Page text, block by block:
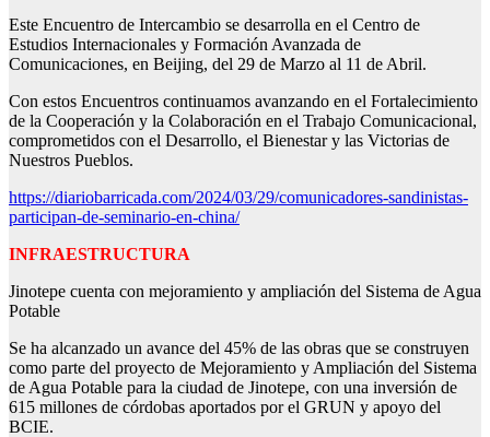
Este Encuentro de Intercambio se desarrolla en el Centro de
Estudios Internacionales y Formación Avanzada de
Comunicaciones, en Beijing, del 29 de Marzo al 11 de Abril.
Con estos Encuentros continuamos avanzando en el Fortalecimiento
de la Cooperación y la Colaboración en el Trabajo Comunicacional,
comprometidos con el Desarrollo, el Bienestar y las Victorias de
Nuestros Pueblos.
https://diariobarricada.com/2024/03/29/comunicadores-sandinistas-
participan-de-seminario-en-china/
INFRAESTRUCTURA
Jinotepe cuenta con mejoramiento y ampliación del Sistema de Agua
Potable
Se ha alcanzado un avance del 45% de las obras que se construyen
como parte del proyecto de Mejoramiento y Ampliación del Sistema
de Agua Potable para la ciudad de Jinotepe, con una inversión de
615 millones de córdobas aportados por el GRUN y apoyo del
BCIE.